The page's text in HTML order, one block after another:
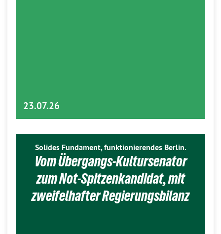
23.07.26
Solides Fundament, funktionierendes Berlin.
Vom Übergangs-Kultursenator
zum Not-Spitzenkandidat, mit
zweifelhafter Regierungsbilanz